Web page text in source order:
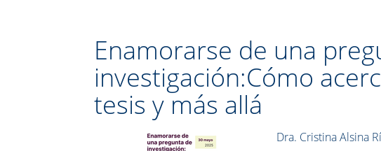
Enamorarse de una
investigación:Cómo
tesis y más allá
Dra. Cristina Alsina